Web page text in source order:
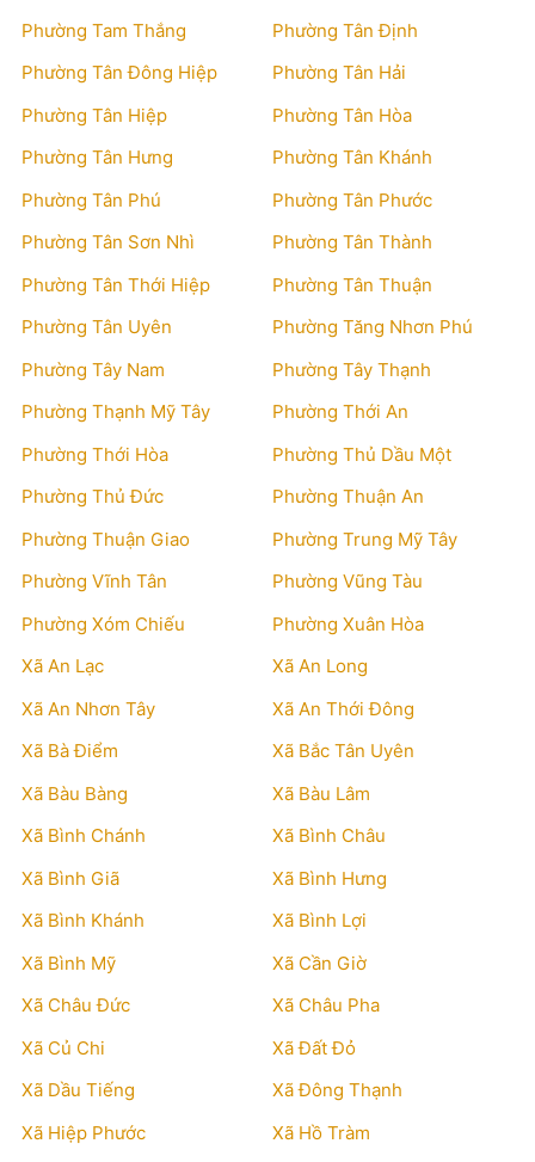
Phường Tam Thắng
Phường Tân Định
Phường Tân Đông Hiệp
Phường Tân Hải
Phường Tân Hiệp
Phường Tân Hòa
Phường Tân Hưng
Phường Tân Khánh
Phường Tân Phú
Phường Tân Phước
Phường Tân Sơn Nhì
Phường Tân Thành
Phường Tân Thới Hiệp
Phường Tân Thuận
Phường Tân Uyên
Phường Tăng Nhơn Phú
Phường Tây Nam
Phường Tây Thạnh
Phường Thạnh Mỹ Tây
Phường Thới An
Phường Thới Hòa
Phường Thủ Dầu Một
Phường Thủ Đức
Phường Thuận An
Phường Thuận Giao
Phường Trung Mỹ Tây
Phường Vĩnh Tân
Phường Vũng Tàu
Phường Xóm Chiếu
Phường Xuân Hòa
Xã An Lạc
Xã An Long
Xã An Nhơn Tây
Xã An Thới Đông
Xã Bà Điểm
Xã Bắc Tân Uyên
Xã Bàu Bàng
Xã Bàu Lâm
Xã Bình Chánh
Xã Bình Châu
Xã Bình Giã
Xã Bình Hưng
Xã Bình Khánh
Xã Bình Lợi
Xã Bình Mỹ
Xã Cần Giờ
Xã Châu Đức
Xã Châu Pha
Xã Củ Chi
Xã Đất Đỏ
Xã Dầu Tiếng
Xã Đông Thạnh
Xã Hiệp Phước
Xã Hồ Tràm